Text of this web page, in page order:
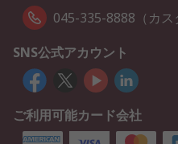
045-335-8888（カス
SNS公式アカウント
ご利用可能カード会社